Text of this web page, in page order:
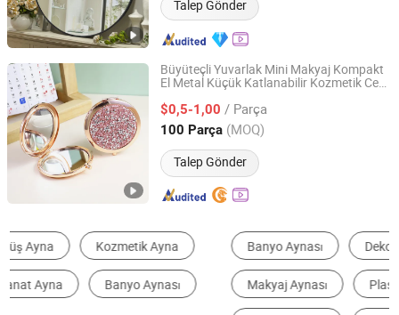
Talep Gönder
Büyüteçli Yuvarlak Mini Makyaj Kompakt
El Metal Küçük Katlanabilir Kozmetik Cep
$0,5-1,00 / Parça
100 Parça (MOQ)
Talep Gönder
ESHA CO., LIMITED.
Guangdong, China Fiyat 2019
Banyo Aynası Dekoratif Aynalar
Makyaj Aynası Plastik Levha, Tahta ve Panel